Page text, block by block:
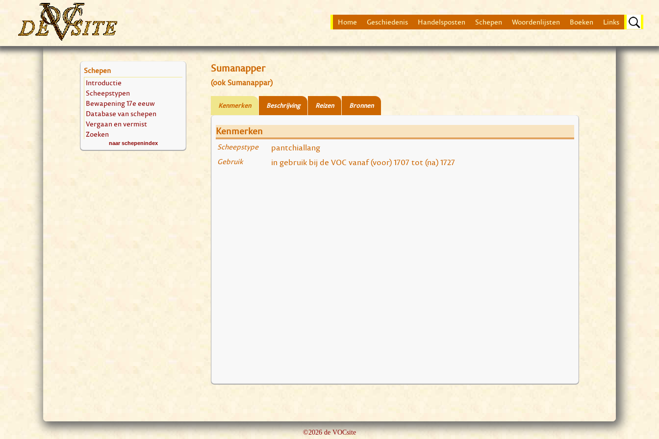
Home Geschiedenis Handelsposten Schepen Woordenlijsten Boeken Links
Schepen
Introductie
Scheepstypen
Bewapening 17e eeuw
Database van schepen
Vergaan en vermist
Zoeken
naar schepenindex
Sumanapper
(ook Sumanappar)
Kenmerken Beschrijving Reizen Bronnen
Kenmerken
Scheepstype pantchiallang
Gebruik in gebruik bij de VOC vanaf (voor) 1707 tot (na) 1727
©2026 de VOCsite